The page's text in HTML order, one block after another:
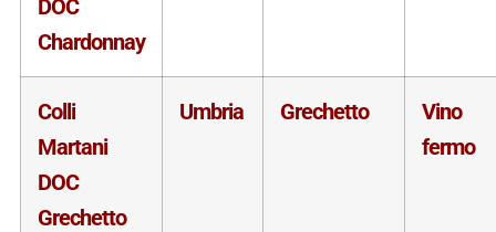
DOC
Chardonnay
Colli
Martani
DOC
Grechetto
Umbria Grechetto
Vino
fermo